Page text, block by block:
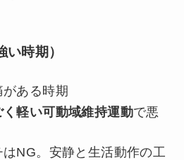
時期）
ある時期
く軽い可動域維持運動で悪
NG。安静と生活動作の工